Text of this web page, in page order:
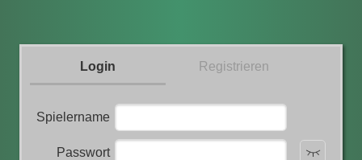
Login Registrieren
Spielername
Passwort